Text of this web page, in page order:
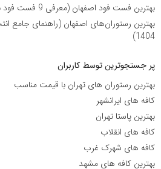
بهترین فست فود اصفهان (معرفی 9 فست فود برتر با آدرس و منو)
بهترین رستوران‌های اصفهان (راهنمای جامع
1404)
پر جستجوترین توسط کاربران
بهترین رستوران های تهران با قیمت مناسب
کافه های ایرانشهر
بهترین پاستا تهران
کافه های انقلاب
کافه های شهرک غرب
بهترین کافه های مشهد